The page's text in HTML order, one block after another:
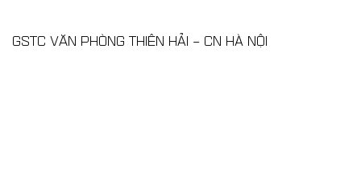
GSTC VĂN PHÒNG THIÊN HẢI – CN HÀ NỘI